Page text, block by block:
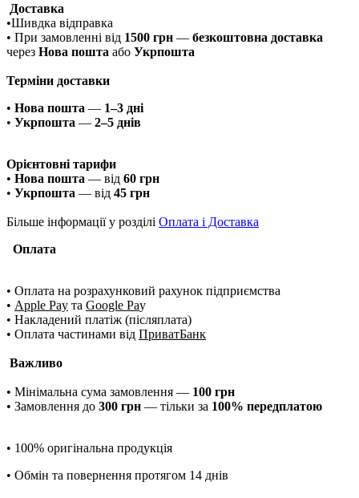
Доставка
•Шивдка відправка
• При замовленні від 1500 грн — безкоштовна доставка
через Нова пошта або Укрпошта
Терміни доставки
• Нова пошта — 1–3 дні
• Укрпошта — 2–5 днів
Орієнтовні тарифи
• Нова пошта — від 60 грн
• Укрпошта — від 45 грн
Більше інформації у розділі Оплата і Доставка
Оплата
• Оплата на розрахунковий рахунок підприємства
• Apple Pay та Google Pay
• Накладений платіж (післяплата)
• Оплата частинами від ПриватБанк
Важливо
• Мінімальна сума замовлення — 100 грн
• Замовлення до 300 грн — тільки за 100% передплатою
• 100% оригінальна продукція
• Обмін та повернення протягом 14 днів